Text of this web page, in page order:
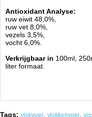
Antioxidant Analyse:
ruw eiwit 48,0%,
ruw vet 8,0%,
vezels 3,5%,
vocht 6,0%.
Verkrijgbaar in 100ml,
liter formaat.
Tags: vlokvoer vlokkenvoer